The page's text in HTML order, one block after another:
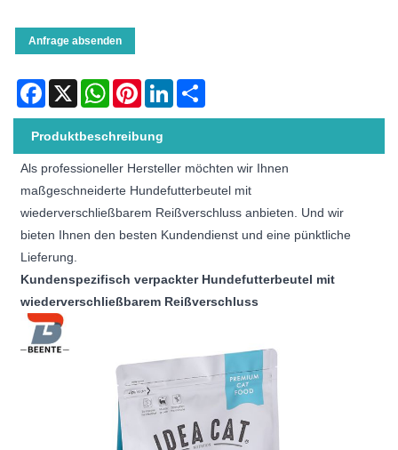
Anfrage absenden
Facebook
X WhatsAppPinterestLinkedIn
Produktbeschreibung
Als professioneller Hersteller möchten wir Ihnen
maßgeschneiderte Hundefutterbeutel mit
wiederverschließbarem Reißverschluss anbieten. Und wir
bieten Ihnen den besten Kundendienst und eine pünktliche
Lieferung.
Kundenspezifisch verpackter Hundefutterbeutel mit
wiederverschließbarem Reißverschluss